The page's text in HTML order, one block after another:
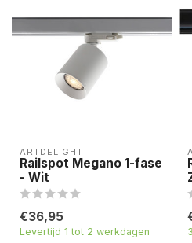
ARTDELIGHT
Railspot Megano 1-fase
- Wit
€36,95
Levertijd 1 tot 2 werkdagen